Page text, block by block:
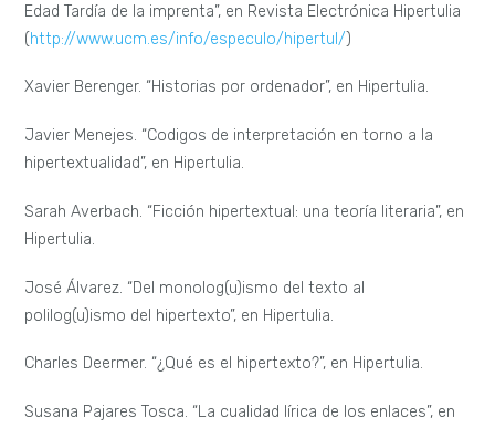
Edad Tardía de la imprenta”, en Revista Electrónica Hipertulia
(http://www.ucm.es/info/especulo/hipertul/)
Xavier Berenger. “Historias por ordenador”, en Hipertulia.
Javier Menejes. “Codigos de interpretación en torno a la
hipertextualidad”, en Hipertulia.
Sarah Averbach. “Ficción hipertextual: una teoría literaria”, en
Hipertulia.
José Álvarez. “Del monolog(u)ismo del texto al
polilog(u)ismo del hipertexto”, en Hipertulia.
Charles Deermer. “¿Qué es el hipertexto?”, en Hipertulia.
Susana Pajares Tosca. “La cualidad lírica de los enlaces”, en